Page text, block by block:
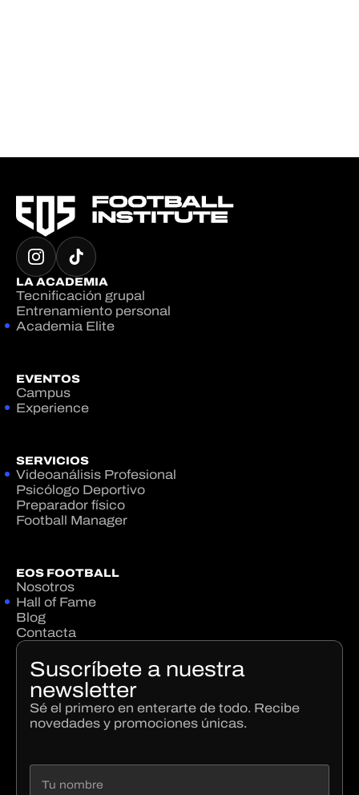
LA ACADEMIA
Tecnificación grupal
Entrenamiento personal
Academia Elite
EVENTOS
Campus
Experience
SERVICIOS
Videoanálisis Profesional
Psicólogo Deportivo
Preparador físico
Football Manager
EOS FOOTBALL
Nosotros
Hall of Fame
Blog
Contacta
Suscríbete a nuestra
newsletter
Sé el primero en enterarte de todo. Recibe
novedades y promociones únicas.